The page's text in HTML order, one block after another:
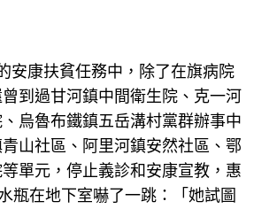
康扶貧任務中，除了在旗病院
到過甘河鎮中間衛生院、克一河
烏魯布鐵鎮五岳溝村黨群辦事中
山社區、阿里河鎮安然社區、鄂
單元，停止義診和安康宣教，惠
瓶在地下室嚇了一跳：「她試圖